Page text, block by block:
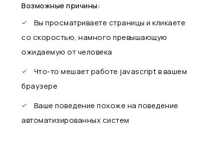
Возможные причины:
Вы просматриваете страницы и кликаете
со скоростью, намного превышающую
ожидаемую от человека
Что-то мешает работе javascript в вашем
браузере
Ваше поведение похоже на поведение
автоматизированных систем